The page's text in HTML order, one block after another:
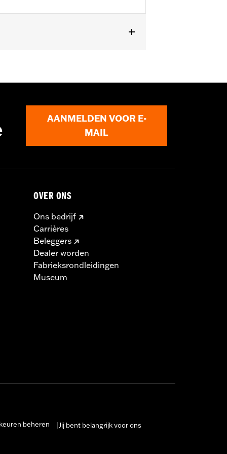
andere koppelings- en/of
AANMELDEN VOOR E-
MAIL
OVER ONS
Ons bedrijf
Carrières
Beleggers
Dealer worden
Fabrieksrondleidingen
Museum
beheren Jij bent belangrijk voor ons